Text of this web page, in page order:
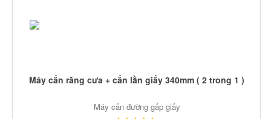
Máy cấn răng cưa + cấn lằn giấy 340mm ( 2 trong 1 )
Máy cấn đường gấp giấy